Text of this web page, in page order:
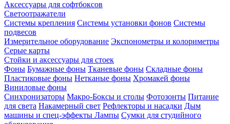
Аксессуары для софтбоксов
Светоотражатели
Системы крепления Системы установки фонов Системы
подвесов
Измерительное оборудование Экспонометры и колориметры
Серые карты
Стойки и аксессуары для стоек
Фоны Бумажные фоны Тканевые фоны Складные фоны
Пластиковые фоны Нетканые фоны Хромакей фоны
Виниловые фоны
Синхронизаторы Макро-Боксы и столы Фотозонты Питание
для света Накамерный свет Рефлекторы и насадки Дым
машины и спец-эффекты Лампы Сумки для студийного